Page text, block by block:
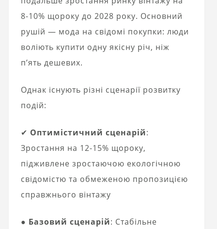
8-10% щороку до 2028 року. Основний
рушій — мода на свідомі покупки: люди
воліють купити одну якісну річ, ніж
п’ять дешевих.
Однак існують різні сценарії розвитку
подій:
✔ Оптимістичний сценарій:
Зростання на 12-15% щороку,
підживлене зростаючою екологічною
свідомістю та обмеженою пропозицією
справжнього вінтажу
● Базовий сценарій: Стабільне